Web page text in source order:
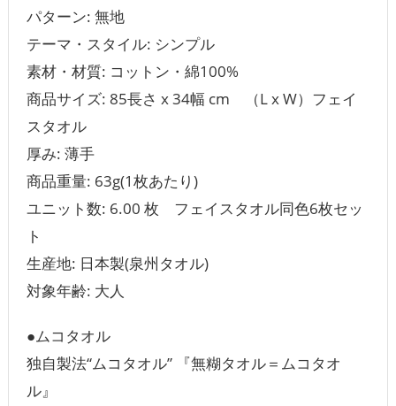
パターン: 無地
テーマ・スタイル: シンプル
素材・材質: コットン・綿100%
商品サイズ: 85長さ x 34幅 cm （L x W）フェイ
スタオル
厚み: 薄手
商品重量: 63g(1枚あたり)
ユニット数: 6.00 枚 フェイスタオル同色6枚セッ
ト
生産地: 日本製(泉州タオル)
対象年齢: 大人
●ムコタオル
独自製法“ムコタオル” 『無糊タオル＝ムコタオ
ル』